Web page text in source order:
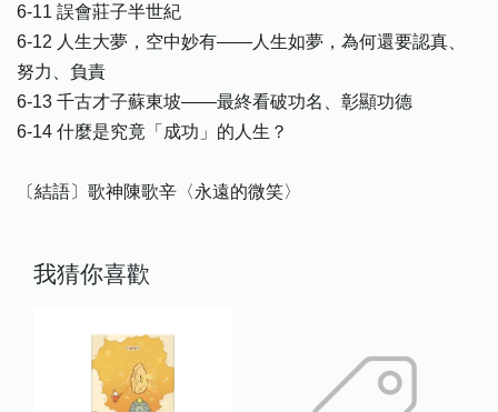
6-11 誤會莊子半世紀
6-12 人生大夢，空中妙有——人生如夢，為何還要認真、
努力、負責
6-13 千古才子蘇東坡——最終看破功名、彰顯功德
6-14 什麼是究竟「成功」的人生？
〔結語〕歌神陳歌辛〈永遠的微笑〉
我猜你喜歡